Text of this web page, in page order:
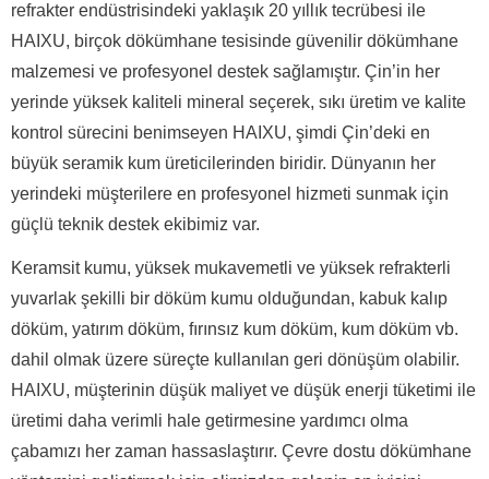
refrakter endüstrisindeki yaklaşık 20 yıllık tecrübesi ile
HAIXU, birçok dökümhane tesisinde güvenilir dökümhane
malzemesi ve profesyonel destek sağlamıştır. Çin’in her
yerinde yüksek kaliteli mineral seçerek, sıkı üretim ve kalite
kontrol sürecini benimseyen HAIXU, şimdi Çin’deki en
büyük seramik kum üreticilerinden biridir. Dünyanın her
yerindeki müşterilere en profesyonel hizmeti sunmak için
güçlü teknik destek ekibimiz var.
Keramsit kumu, yüksek mukavemetli ve yüksek refrakterli
yuvarlak şekilli bir döküm kumu olduğundan, kabuk kalıp
döküm, yatırım döküm, fırınsız kum döküm, kum döküm vb.
dahil olmak üzere süreçte kullanılan geri dönüşüm olabilir.
HAIXU, müşterinin düşük maliyet ve düşük enerji tüketimi ile
üretimi daha verimli hale getirmesine yardımcı olma
çabamızı her zaman hassaslaştırır. Çevre dostu dökümhane